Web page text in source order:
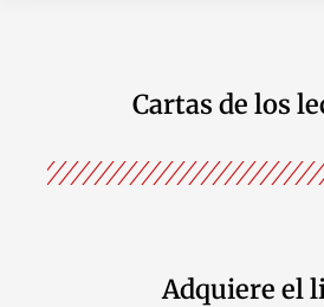
Cartas de los
Adquiere el